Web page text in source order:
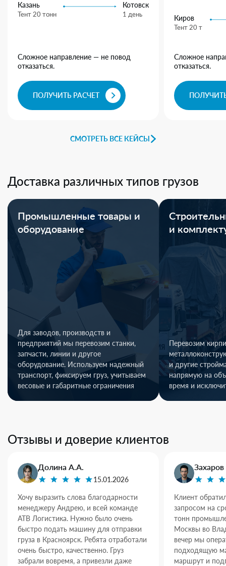
СМОТРЕТЬ ВСЕ КЕЙСЫ
Казань
Тент 20 тонн
Котовск
1 день
Сложное направление — не повод
отказаться.
ПОЛУЧИТЬ РАСЧЕТ
Киров
Тент 20 т
Сложное
отказаться.
Доставка различных типов грузов
Промышленные товары и
оборудование
Для заводов, производств и
предприятий мы перевозим станки,
запчасти, линии и другое
оборудование. Используем надежный
транспорт, фиксируем груз, учитываем
весовые и габаритные ограничения
и
Перевозим
и другие
напрямую на
время и
Отзывы и доверие клиентов
Долина А.А.
15.01.2026
Хочу выразить слова благодарности
менеджеру Андрею, и всей команде
АТВ Логистика. Нужно было очень
быстро подать машину для отправки
груза в Красноярск. Ребята отработали
очень быстро, качественно. Груз
забрали вовремя, а привезли даже
Клиент
запросом на
тонн
Москвы во
вечер мы
подходящую
маршрут и